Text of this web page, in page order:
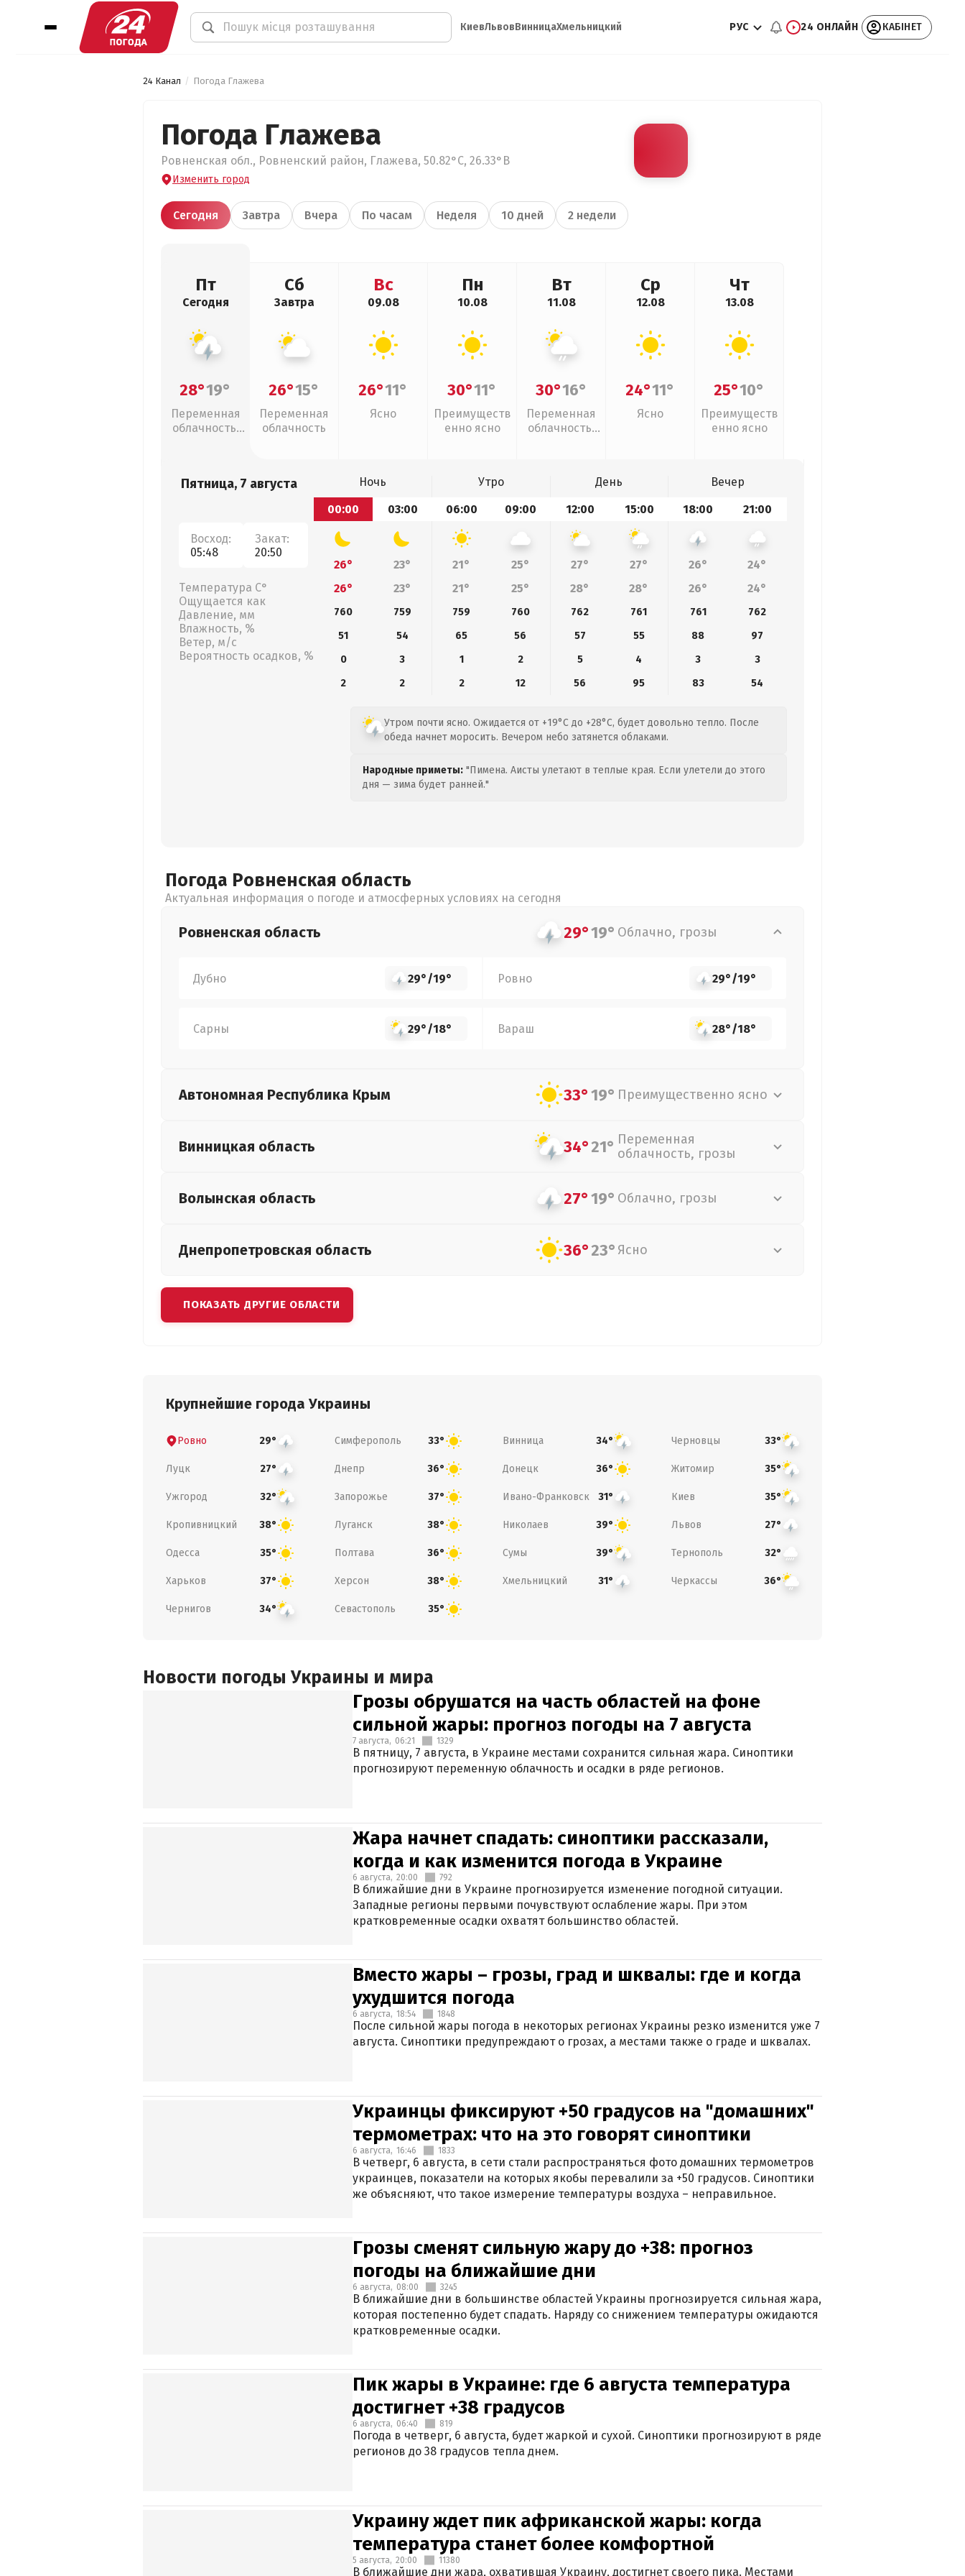
КиевЛьвовВинницаХмельницкий РУС 24 ОНЛАЙН КАБІНЕТ
24 Канал Погода Глажева
Погода Глажева
Ровненская обл., Ровненский район, Глажева, 50.82°С, 26.33°В
Изменить город
Сегодня Завтра Вчера По часам Неделя 10 дней 2 недели
Пт
Сегодня
28°19°
Переменная
облачность,
Сб
Завтра
26°15°
Переменная
облачность
Вс
09.08
26°11°
Ясно
Пн
10.08
30°11°
Преимуществ
енно ясно
Вт
11.08
30°16°
Переменная
облачность,
Ср
12.08
24°11°
Ясно
Чт
13.08
25°10°
Преимуществ
енно ясно
Пятница, 7 августа
Восход:
05:48
Закат:
20:50
Температура С°
Ощущается как
Давление, мм
Влажность, %
Ветер, м/с
Вероятность осадков, %
Ночь Утро День
Вечер
00:00
03:00 06:00 09:00 12:00 15:00 18:00 21:00
26° 23° 21° 25° 27° 27° 26°
24°
26°
23° 21° 25° 28° 28° 26° 24°
760 759 759 760 762 761 761
762
51
54 65 56 57 55 88
97
0
3 1 2 5 4 3
3
2
2 2 12 56 95 83 54
Утром почти ясно. Ожидается от +19°C до +28°C, будет довольно тепло. После
обеда начнет моросить. Вечером небо затянется облаками.
Народные приметы: "Пимена. Аисты улетают в теплые края. Если улетели до этого
дня — зима будет ранней."
Погода Ровненская область
Актуальная информация о погоде и атмосферных условиях на сегодня
Ровненская область 29°19° Облачно, грозы
Дубно 29°/19° Ровно 29°/19°
Сарны 29°/18° Вараш 28°/18°
Автономная Республика Крым 33°19° Преимущественно ясно
Винницкая область 34°21° Переменная
облачность, грозы
Волынская область 27°19° Облачно, грозы
Днепропетровская область 36°23° Ясно
ПОКАЗАТЬ ДРУГИЕ ОБЛАСТИ
Крупнейшие города Украины
Ровно 29° Симферополь 33° Винница 34° Черновцы 33°
Луцк 27° Днепр 36° Донецк 36° Житомир 35°
Ужгород 32° Запорожье 37° Ивано-Франковск 31° Киев 35°
Кропивницкий 38° Луганск 38° Николаев 39° Львов 27°
Одесса 35° Полтава 36° Сумы 39° Тернополь 32°
Харьков 37° Херсон 38° Хмельницкий 31° Черкассы 36°
Чернигов 34° Севастополь 35°
Новости погоды Украины и мира
Грозы обрушатся на часть областей на фоне
сильной жары: прогноз погоды на 7 августа
7 августа, 06:21 1329
В пятницу, 7 августа, в Украине местами сохранится сильная жара. Синоптики
прогнозируют переменную облачность и осадки в ряде регионов.
Жара начнет спадать: синоптики рассказали,
когда и как изменится погода в Украине
6 августа, 20:00 792
В ближайшие дни в Украине прогнозируется изменение погодной ситуации.
Западные регионы первыми почувствуют ослабление жары. При этом
кратковременные осадки охватят большинство областей.
Вместо жары – грозы, град и шквалы: где и когда
ухудшится погода
6 августа, 18:54 1848
После сильной жары погода в некоторых регионах Украины резко изменится уже 7
августа. Синоптики предупреждают о грозах, а местами также о граде и шквалах.
Украинцы фиксируют +50 градусов на "домашних"
термометрах: что на это говорят синоптики
6 августа, 16:46 1833
В четверг, 6 августа, в сети стали распространяться фото домашних термометров
украинцев, показатели на которых якобы перевалили за +50 градусов. Синоптики
же объясняют, что такое измерение температуры воздуха – неправильное.
Грозы сменят сильную жару до +38: прогноз
погоды на ближайшие дни
6 августа, 08:00 3245
В ближайшие дни в большинстве областей Украины прогнозируется сильная жара,
которая постепенно будет спадать. Наряду со снижением температуры ожидаются
кратковременные осадки.
Пик жары в Украине: где 6 августа температура
достигнет +38 градусов
6 августа, 06:40 819
Погода в четверг, 6 августа, будет жаркой и сухой. Синоптики прогнозируют в ряде
регионов до 38 градусов тепла днем.
Украину ждет пик африканской жары: когда
температура станет более комфортной
5 августа, 20:00 11380
В ближайшие дни жара, охватившая Украину, достигнет своего пика. Местами